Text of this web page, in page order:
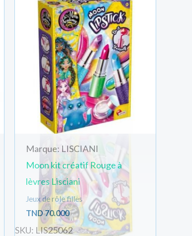
Marque: LISCIANI
Moon kit créatif Rouge à
lèvres Lisciani
Jeux de rôle filles
TND70.000
SKU: LIS25062